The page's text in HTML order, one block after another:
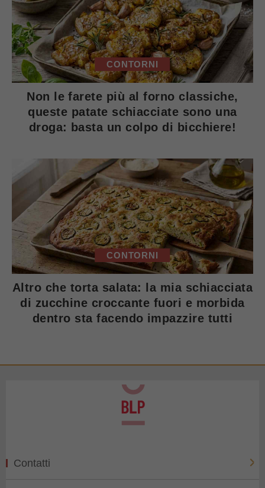
CONTORNI
Non le farete più al forno classiche,
queste patate schiacciate sono una
droga: basta un colpo di bicchiere!
CONTORNI
Altro che torta salata: la mia schiacciata
di zucchine croccante fuori e morbida
dentro sta facendo impazzire tutti
Contatti